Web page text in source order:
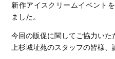
新作アイスクリームイベント
ました。
今回の販促に関してご協力いた
上杉城址苑のスタッフの皆様、